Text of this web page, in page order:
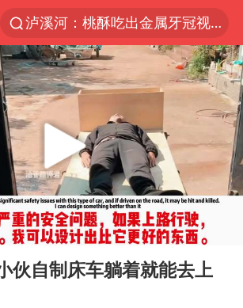
泸溪河：桃酥吃出金属牙冠视频不实
美国将对多晶硅衍生品加征15%关税
四川宜宾市发生5.0级左右地震
改名后的“青海拉面”店
泰国校园枪击案死亡人数升至7人
1岁宝宝碰坏纸巾盒 宝妈被索赔924元
泰高官回应中国人在泰遭歧视：全面调查
02:02
伙自制床车躺着就能去上